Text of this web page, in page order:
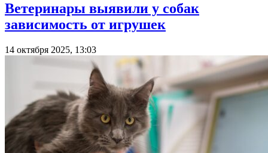
Ветеринары выявили у собак
зависимость от игрушек
14 октября 2025, 13:03